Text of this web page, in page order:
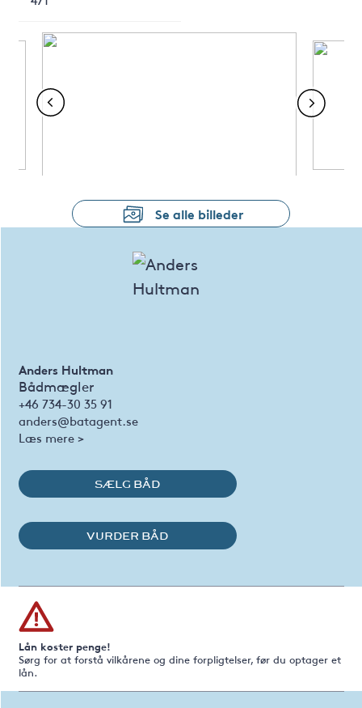
Se alle billeder
Anders Hultman
Bådmægler
+46 734-30 35 91
anders@batagent.se
Læs mere >
SÆLG BÅD
VURDER BÅD
Lån koster penge!
Sørg for at forstå vilkårene og dine forpligtelser, før du optager et
lån.